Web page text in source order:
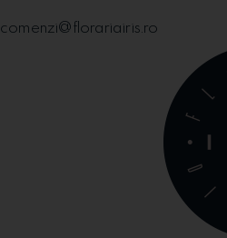
comenzi@florariairis.ro